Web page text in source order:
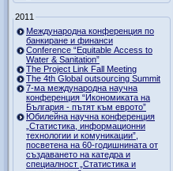
2011
Международна конференция по
банкиране и финанси
Conference “Equitable Access to
Water & Sanitation”
The Project Link Fall Meeting
The 4th Global outsourcing Summit
7-ма международна научна
конференция “Икономиката на
България - пътят към еврото”
Юбилейна научна конференция
„Статистика, информационни
технологии и комуникации”,
посветена на 60-годишнината от
създаването на катедра и
специалност „Статистика и